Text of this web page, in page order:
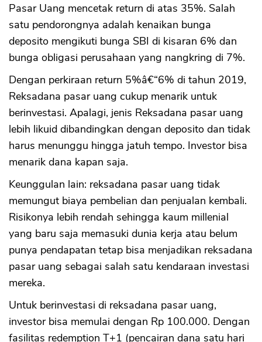
Pasar Uang mencetak return di atas 35%. Salah
satu pendorongnya adalah kenaikan bunga
deposito mengikuti bunga SBI di kisaran 6% dan
bunga obligasi perusahaan yang nangkring di 7%.
Dengan perkiraan return 5%â€“6% di tahun 2019,
Reksadana pasar uang cukup menarik untuk
berinvestasi. Apalagi, jenis Reksadana pasar uang
lebih likuid dibandingkan dengan deposito dan tidak
harus menunggu hingga jatuh tempo. Investor bisa
menarik dana kapan saja.
Keunggulan lain: reksadana pasar uang tidak
memungut biaya pembelian dan penjualan kembali.
Risikonya lebih rendah sehingga kaum millenial
yang baru saja memasuki dunia kerja atau belum
punya pendapatan tetap bisa menjadikan reksadana
pasar uang sebagai salah satu kendaraan investasi
mereka.
Untuk berinvestasi di reksadana pasar uang,
investor bisa memulai dengan Rp 100.000. Dengan
fasilitas redemption T+1 (pencairan dana satu hari